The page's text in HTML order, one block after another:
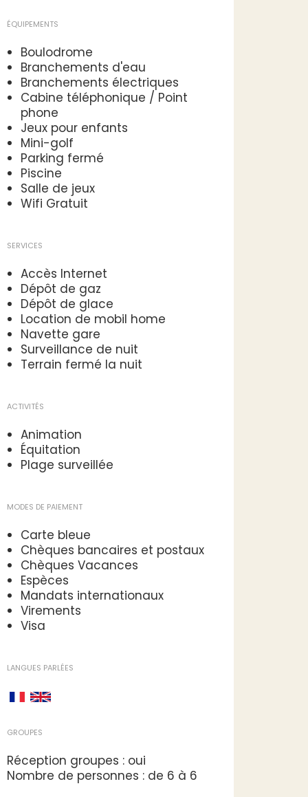
ÉQUIPEMENTS
Boulodrome
Branchements d'eau
Branchements électriques
Cabine téléphonique / Point
phone
Jeux pour enfants
Mini-golf
Parking fermé
Piscine
Salle de jeux
Wifi Gratuit
SERVICES
Accès Internet
Dépôt de gaz
Dépôt de glace
Location de mobil home
Navette gare
Surveillance de nuit
Terrain fermé la nuit
ACTIVITÉS
Animation
Équitation
Plage surveillée
MODES DE PAIEMENT
Carte bleue
Chèques bancaires et postaux
Chèques Vacances
Espèces
Mandats internationaux
Virements
Visa
LANGUES PARLÉES
GROUPES
Réception groupes : oui
Nombre de personnes : de 6 à 6